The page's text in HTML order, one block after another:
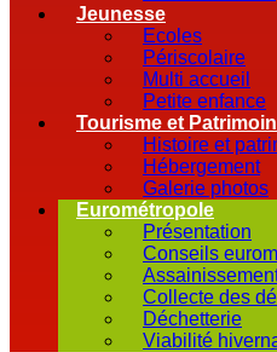
Jeunesse
Ecoles
Périscolaire
Multi accueil
Petite enfance
Tourisme et
Histoire et
Hébergement
Galerie photos
Eurométropole
Présentation
Conseils
Collecte des
Déchetterie
Viabilité